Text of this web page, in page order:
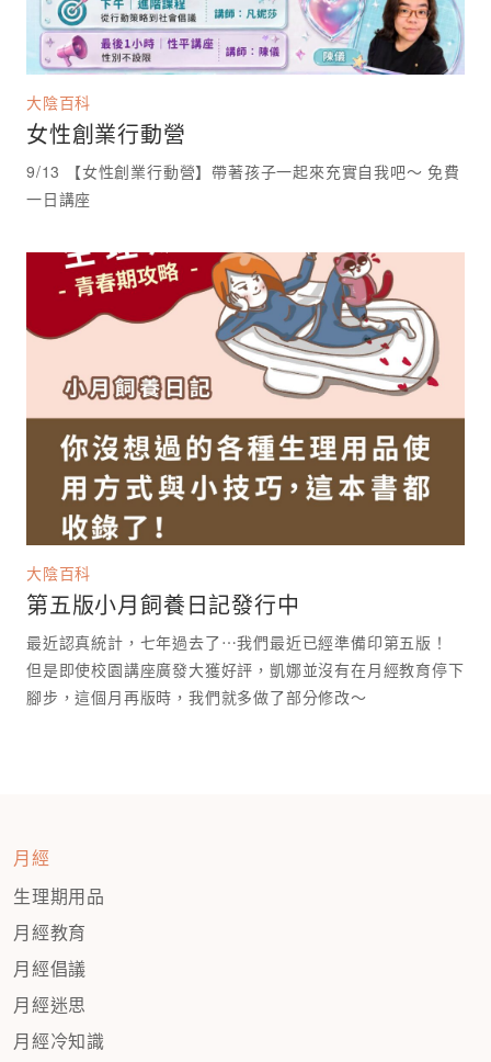
大陰百科
女性創業行動營
9/13 【女性創業行動營】帶著孩子一起來充實自我吧～ 免費
大陰百科
第五版小月飼養日記發行中
最近認真統計，七年過去了⋯我們最近已經準備印第五版！
但是即使校園講座廣發大獲好評，凱娜並沒有在月經教育停下
腳步，這個月再版時，我們就多做了部分修改～
月經
生理期用品
月經教育
月經倡議
月經迷思
月經冷知識